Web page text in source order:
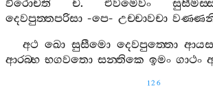
විරොචති
ච. එවමෙවං
දෙවපුත‍්තපරිසා -පෙ- උච‍්චාවචා
අථ ඛො සුසීමො දෙවපුත‍්තො
ආරබ‍්භ භගවතො සන‍්තිකෙ ඉමං ගාථං
126